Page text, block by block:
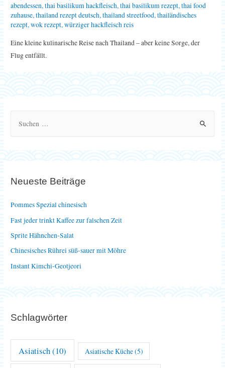
abendessen,thai basilikum hackfleisch,thai basilikum rezept,thai food
zuhause,thailand rezept deutsch,thailand streetfood,thailändisches
rezept,wok rezept,würziger hackfleisch reis
Eine kleine kulinarische Reise nach Thailand – aber keine Sorge, der
Flug entfällt.
n
c
h
:
Neueste Beiträge
Pommes Spezial chinesisch
Fast jeder trinkt Kaffee zur falschen Zeit
Sprite Hähnchen-Salat
Chinesisches Rührei süß-sauer mit Möhre
Instant Kimchi-Geotjeori
Schlagwörter
Asiatisch(10) Asiatische Küche(5)